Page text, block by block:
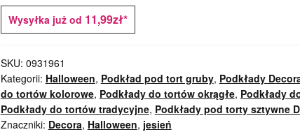
Wysyłka już od 11,99zł*
SKU: 0931961
Kategorii: Halloween, Podkład pod tort gruby, Podkłady
do tortów kolorowe, Podkłady do tortów okrągłe, Podkłady
Podkłady do tortów tradycyjne, Podkłady pod torty sztywne
Znaczniki: Decora, Halloween, jesień